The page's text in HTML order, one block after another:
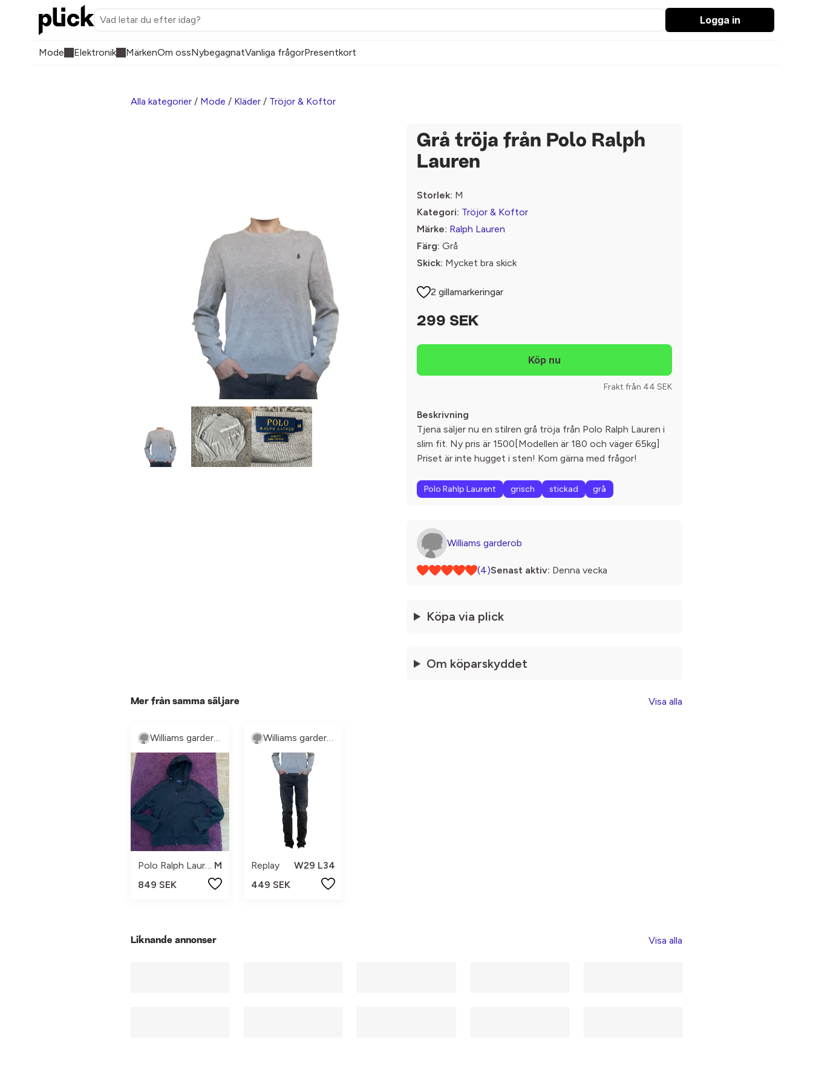
Logga in
Mode Elektronik MärkenOm ossNybegagnatVanliga frågorPresentkort
Alla kategorier / Mode / Kläder / Tröjor & Koftor
Grå tröja från Polo Ralph
Lauren
Storlek: M
Kategori: Tröjor & Koftor
Märke: Ralph Lauren
Färg: Grå
Skick: Mycket bra skick
2 gillamarkeringar
299 SEK
Frakt från 44 SEK
Beskrivning
Tjena säljer nu en stilren grå tröja från Polo Ralph Lauren i
slim fit. Ny pris är 1500[Modellen är 180 och väger 65kg]
Priset är inte hugget i sten! Kom gärna med frågor!
Polo Rahlp Laurent grisch stickad grå
Williams garderob
(4)Senast aktiv: Denna vecka
Köpa via plick
Om köparskyddet
Mer från samma säljare Visa alla
Williams garderob
Polo Ralph Lauren
849 SEK
Williams garderob
Replay
W29 L34
449 SEK
Liknande annonser Visa alla